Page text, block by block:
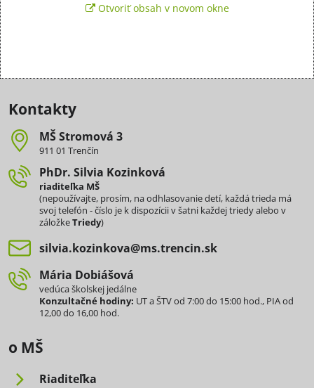
Otvoriť obsah v novom okne
Kontakty
MŠ Stromová 3
911 01 Trenčín
PhDr​. Silvia Kozinková
riaditeľka MŠ
(nepoužívajte, prosím, na odhlasovanie detí, každá trieda má
svoj telefón - číslo je k dispozícii v šatni každej triedy alebo v
záložkeTriedy)
silvia​.kozinkova​@ms​.trencin​.sk
Mária Dobiášová
vedúca školskej jedálne
Konzultačné hodiny: UT a ŠTV od 7:00 do 15:00 hod., PIA od
12,00 do 16,00 hod.
o MŠ
Riaditeľka